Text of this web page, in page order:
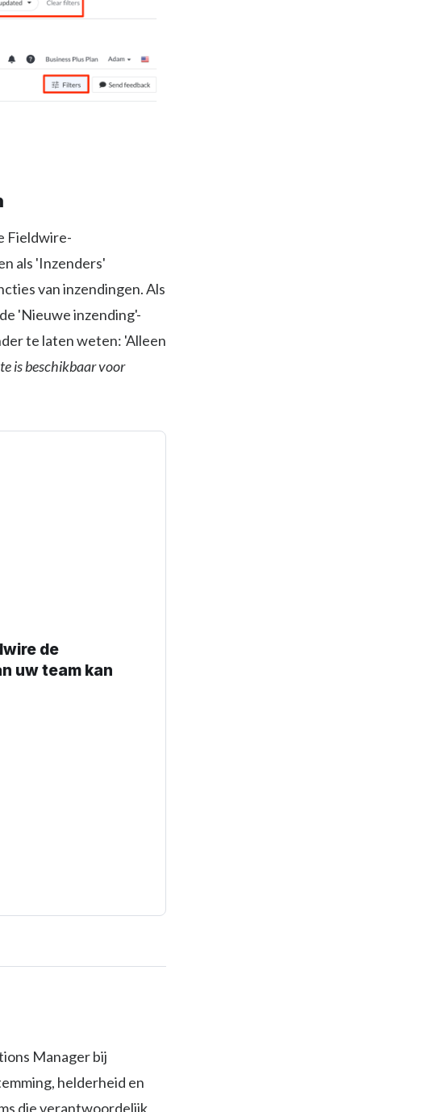
Fieldwire-
als 'Inzenders'
van inzendingen. Als
'Nieuwe inzending'-
te laten weten: 'Alleen
is beschikbaar voor
de
uw team kan
Manager bij
helderheid en
die verantwoordelijk